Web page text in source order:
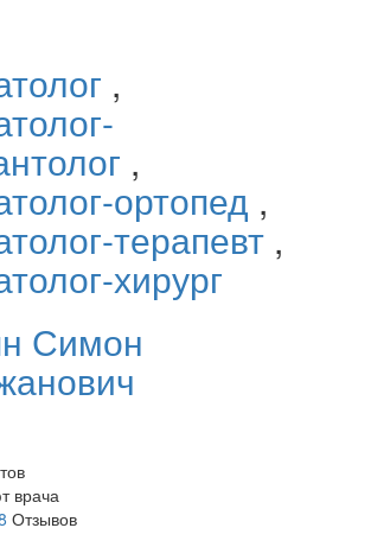
,
,
ортопед ,
терапевт ,
хирург
Симон
врача
Отзывов